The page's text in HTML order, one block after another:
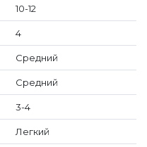
10-12
4
Средний
Средний
3-4
Легкий